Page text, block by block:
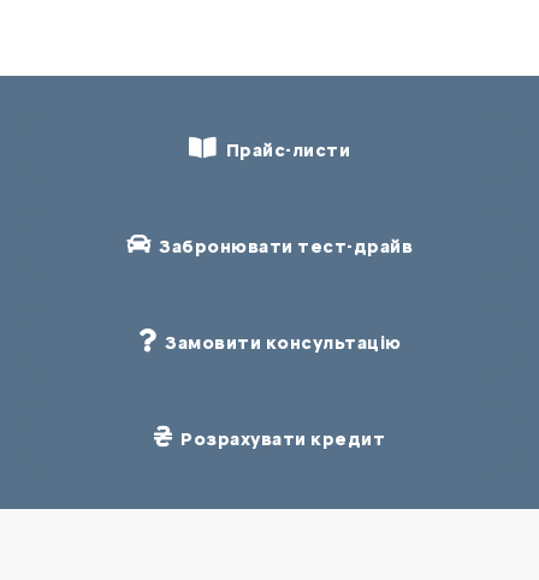
Прайс-листи
Забронювати тест-драйв
Замовити консультацію
Розрахувати кредит